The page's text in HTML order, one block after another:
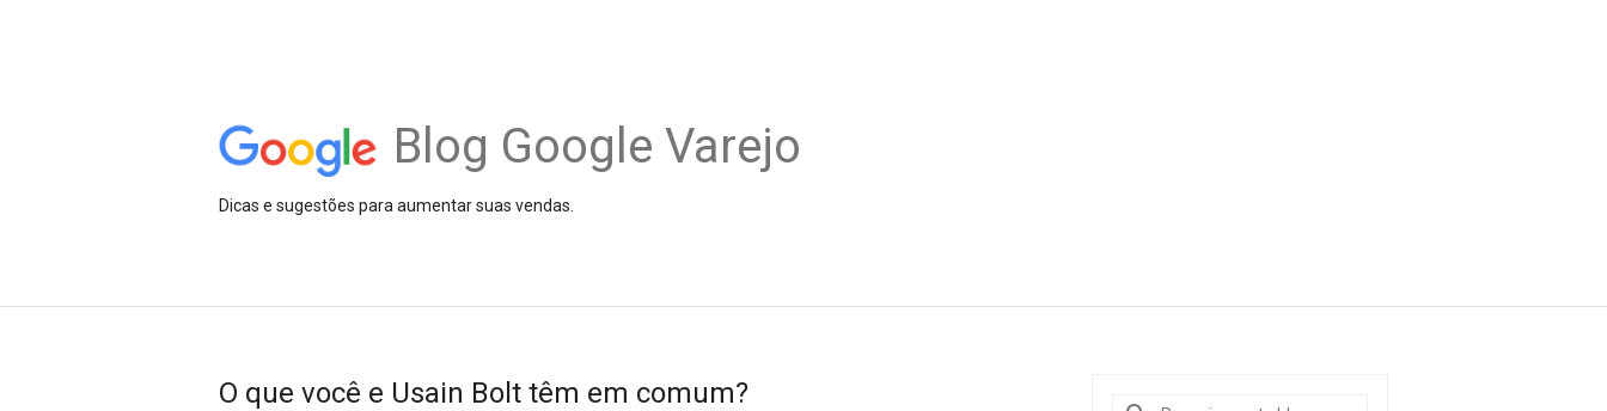
Blog Google Varejo
Dicas e sugestões para aumentar suas vendas.
O que você e Usain Bolt têm em comum?